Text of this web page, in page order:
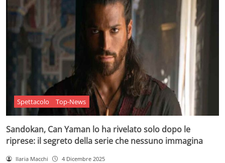
Spettacolo Top-News
Sandokan, Can Yaman lo ha rivelato solo dopo le
riprese: il segreto della serie che nessuno immagina
Ilaria Macchi 4 Dicembre 2025